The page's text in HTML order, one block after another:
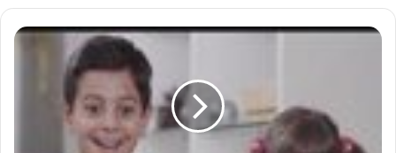
آگهی
پیراشکی